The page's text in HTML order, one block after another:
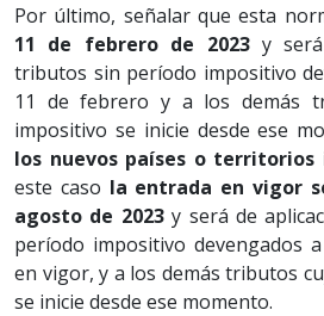
Por último, señalar que esta
11 de febrero de 2023y será
tributos sin período impositivo
11 de febrero y a los demás
impositivo se inicie desde ese
los nuevos países o territorios
este caso la entrada en vigor
agosto de 2023y será de
período impositivo devengados
en vigor, y a los demás tributos
se inicie desde ese momento.